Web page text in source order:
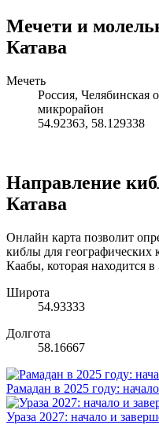
Мечети и
Катава
Мечеть
Россия, Челябинская
микрорайон
54.92363, 58.129338
Направление
Катава
Онлайн карта позволит
киблы для географических
Каабы, которая находится
Широта
54.93333
Долгота
58.16667
Рамадан в 2025 году:
Ураза 2027: начало и